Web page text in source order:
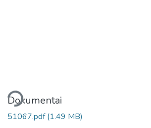
Dokumentai
51067.pdf(1.49 MB)